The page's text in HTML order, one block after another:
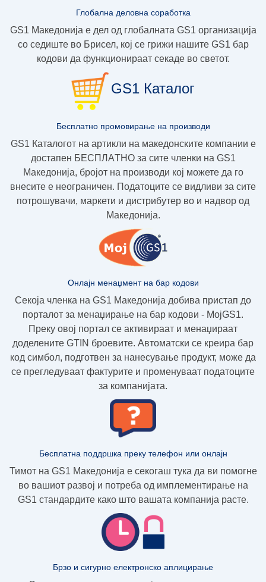
Глобална деловна соработка
GS1 Македонија е дел од глобалната GS1 организација
со седиште во Брисел, кој се грижи нашите GS1 бар
кодови да функционираат секаде во светот.
GS1 Каталог
Бесплатно промовирање на производи
GS1 Каталогот на артикли на македонските компании е
достапен БЕСПЛAТНОза сите членки на GS1
Македoнија, бројот на производи кој можете да го
внесите е неограничен. Податоците се видливи за сите
потрошувачи, маркети и дистрибутер во и надвор од
Македонија.
Онлајн менаџмент на бар кодови
Секоја членка на GS1 Македонија добива пристап до
порталот за менаџирање на бар кодови - МојGS1.
Преку овој портал се активираат и менаџираат
доделените GTIN броевите. Автоматски се креира бар
код симбол, подготвен за нанесување продукт, може да
се прегледуваат фактурите и променуваат податоците
за компанијата.
Бесплатна поддршка преку телефон или онлајн
Тимот на GS1 Македонија е секогаш тука да ви помогне
во вашиот развој и потреба од имплементирање на
GS1 стандардите како што вашата компанија расте.
Брзо и сигурно електронско аплицирање